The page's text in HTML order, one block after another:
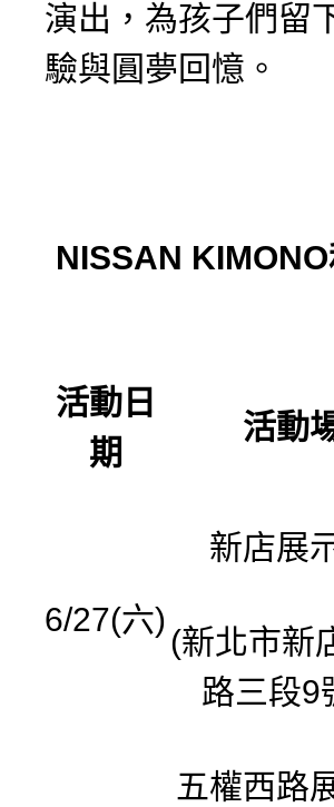
演出，為孩子們留
驗與圓夢回憶。
NISSAN KIMONO
活動日
期
活動
6/27(六)
新店展
(新北市新
路三段9
五權西路